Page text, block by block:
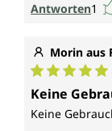
Antworten1
Morin aus
Keine
Keine